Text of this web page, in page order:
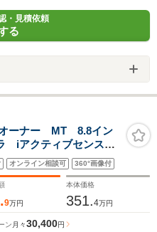
・見積依頼
る
ーナー MT 8.8イン
iアクティブセンス
ート シートヒータ
グ ブラインドスポ
オンライン相談可 360°画像付
9万円
本体価格
351.4万円
ン 月々30,400円